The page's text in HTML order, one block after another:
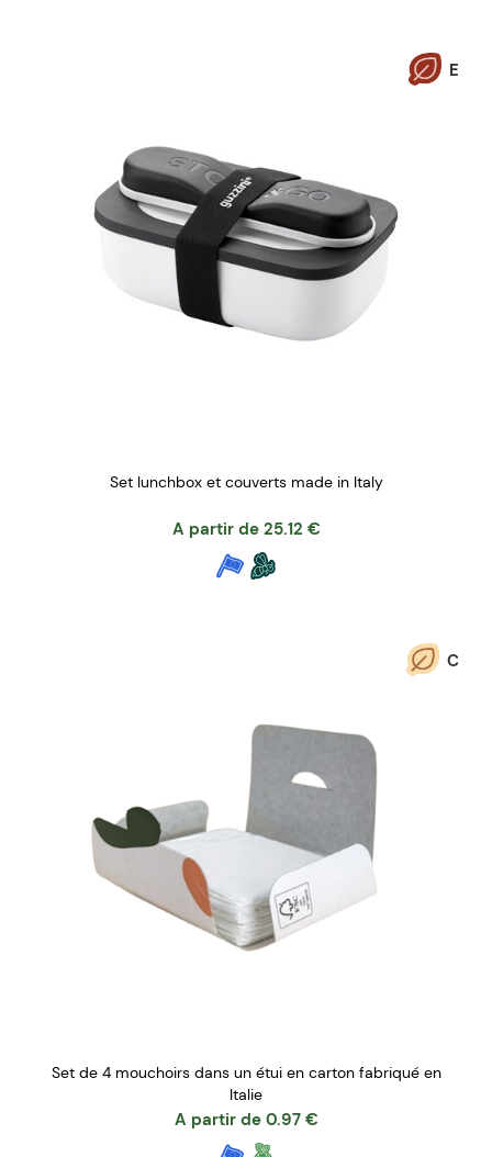
E
Set lunchbox et couverts made in Italy
A partir de 25.12 €
C
Set de 4 mouchoirs dans un étui en carton fabriqué en
Italie
A partir de 0.97 €